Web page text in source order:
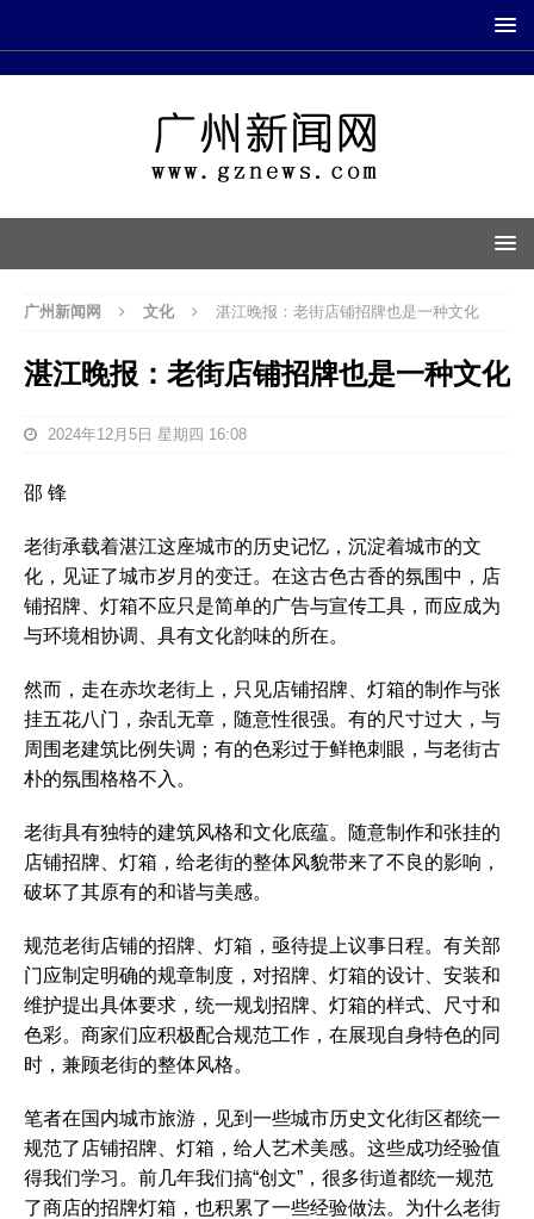
广州新闻网 文化 湛江晚报：老街店铺招牌也是一种文化
湛江晚报：老街店铺招牌也是一种文化
2024年12月5日 星期四 16:08
邵 锋
老街承载着湛江这座城市的历史记忆，沉淀着城市的文
化，见证了城市岁月的变迁。在这古色古香的氛围中，店
铺招牌、灯箱不应只是简单的广告与宣传工具，而应成为
与环境相协调、具有文化韵味的所在。
然而，走在赤坎老街上，只见店铺招牌、灯箱的制作与张
挂五花八门，杂乱无章，随意性很强。有的尺寸过大，与
周围老建筑比例失调；有的色彩过于鲜艳刺眼，与老街古
朴的氛围格格不入。
老街具有独特的建筑风格和文化底蕴。随意制作和张挂的
店铺招牌、灯箱，给老街的整体风貌带来了不良的影响，
破坏了其原有的和谐与美感。
规范老街店铺的招牌、灯箱，亟待提上议事日程。有关部
门应制定明确的规章制度，对招牌、灯箱的设计、安装和
维护提出具体要求，统一规划招牌、灯箱的样式、尺寸和
色彩。商家们应积极配合规范工作，在展现自身特色的同
时，兼顾老街的整体风格。
笔者在国内城市旅游，见到一些城市历史文化街区都统一
规范了店铺招牌、灯箱，给人艺术美感。这些成功经验值
得我们学习。前几年我们搞“创文”，很多街道都统一规范
了商店的招牌灯箱，也积累了一些经验做法。为什么老街